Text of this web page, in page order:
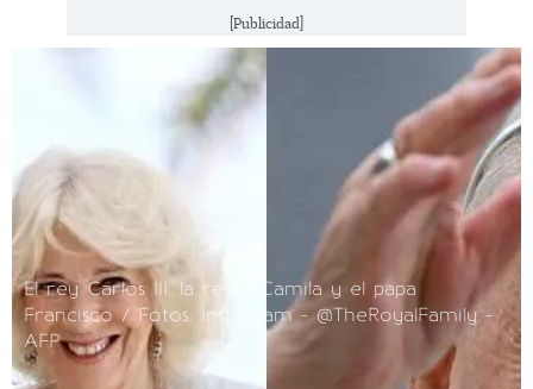
[Publicidad]
El rey Carlos III, la reina Camila y el papa
Francisco / Fotos: Instagram - @TheRoyalFamily -
AFP